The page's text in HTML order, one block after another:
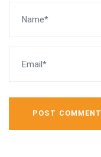
POST COMMENT